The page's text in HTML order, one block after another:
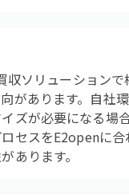
ソリューション
があります。自社
ズが必要になる場
セスをE2openに
あります。